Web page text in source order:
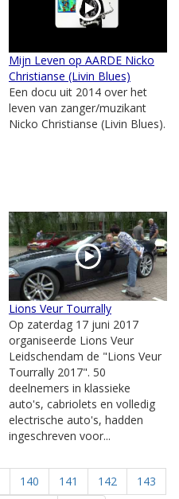
Mijn Leven op AARDE Nicko
Christianse (Livin Blues)
Een docu uit 2014 over het
leven van zanger/muzikant
Nicko Christianse (Livin Blues).
Lions Veur Tourrally
Op zaterdag 17 juni 2017
organiseerde Lions Veur
Leidschendam de "Lions Veur
Tourrally 2017". 50
deelnemers in klassieke
auto's, cabriolets en volledig
electrische auto's, hadden
ingeschreven voor...
140 141 142
143